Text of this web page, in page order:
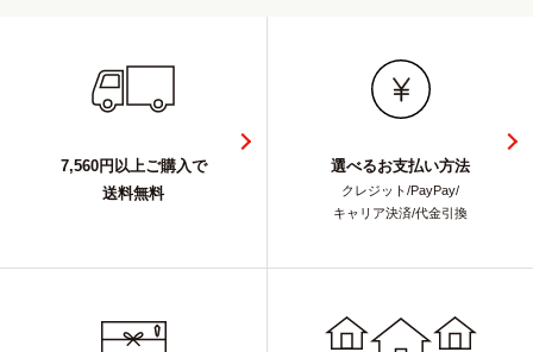
7,560円以上ご購入で
送料無料
選べるお支払い方法
クレジット/PayPay/
キャリア決済/代金引換